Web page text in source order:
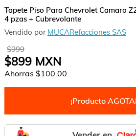
Tapete Piso Para Chevrolet Camaro
4 pzas + Cubrevolante
Vendido por MUCARefacciones SAS
$999
$899MXN
Ahorras $100.00
¡Producto